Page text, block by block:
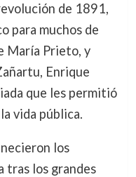
de 1891,
para muchos de
María Prieto, y
Enrique
que les permitió
vida pública.
los
tras los grandes